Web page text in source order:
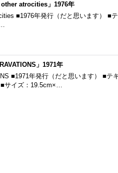
atrocities」1976年
■1976年発行（だと思います） ■
」1971年
■1971年発行（だと思います） ■テ
■サイズ：19.5cm×…